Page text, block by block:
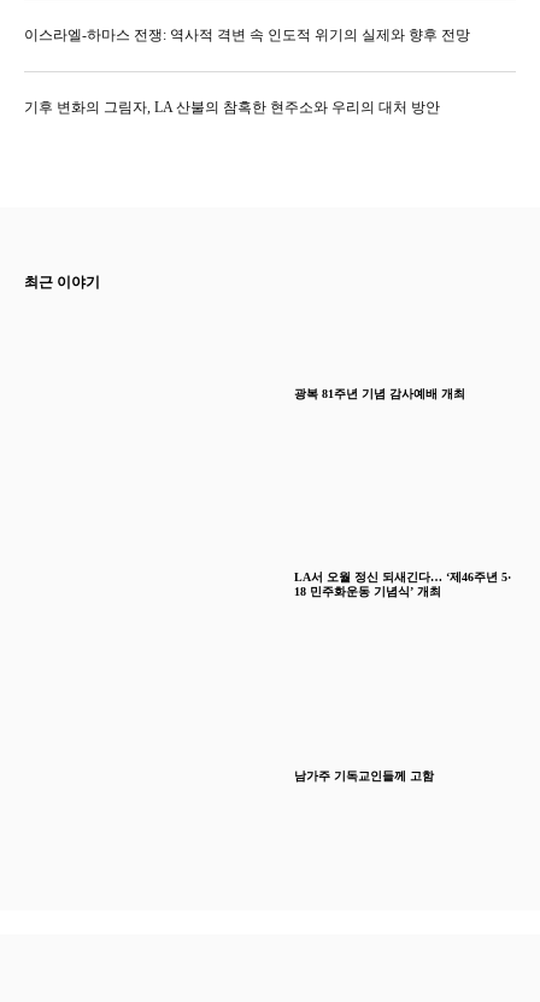
이스라엘-하마스 전쟁: 역사적 격변 속 인도적 위기의 실제와 향후 전망
기후 변화의 그림자, LA 산불의 참혹한 현주소와 우리의 대처 방안
최근 이야기
광복 81주년 기념 감사예배 개최
LA서 오월 정신 되새긴다… ‘제46주년 5·
18 민주화운동 기념식’ 개최
남가주 기독교인들께 고함